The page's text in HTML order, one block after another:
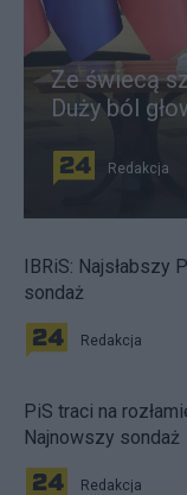
Ze świecą
Duży ból
Redakcja
IBRiS: Najsłabszy
sondaż
Redakcja
PiS traci na
Najnowszy sondaż
Redakcja